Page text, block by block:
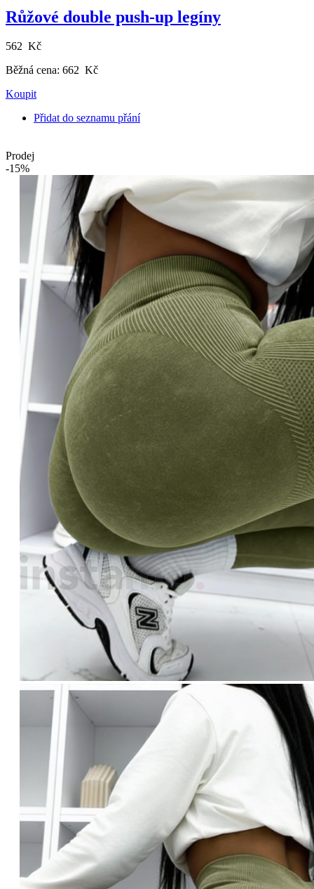
Růžové double push-up legíny
562 Kč
Běžná cena: 662 Kč
Koupit
Přidat do seznamu přání
Prodej
-15%